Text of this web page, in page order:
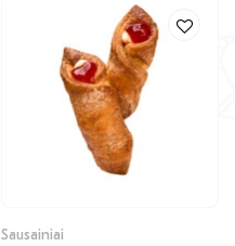
Sausainiai